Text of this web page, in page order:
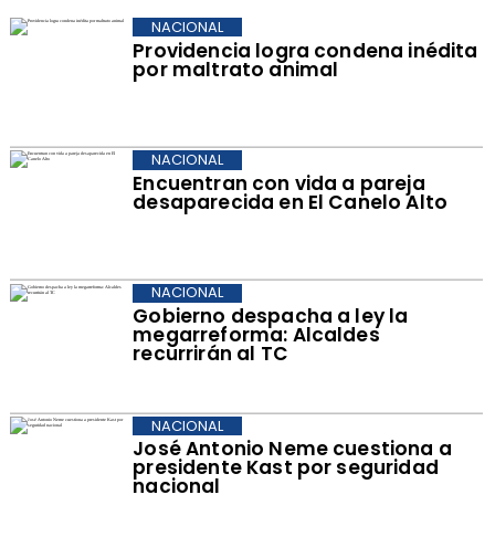
Providencia logra condena inédita
por maltrato animal
NACIONAL
Encuentran con vida a pareja
desaparecida en El Canelo Alto
NACIONAL
Gobierno despacha a ley la
megarreforma: Alcaldes
recurrirán al TC
NACIONAL
José Antonio Neme cuestiona a
presidente Kast por seguridad
nacional
NACIONAL